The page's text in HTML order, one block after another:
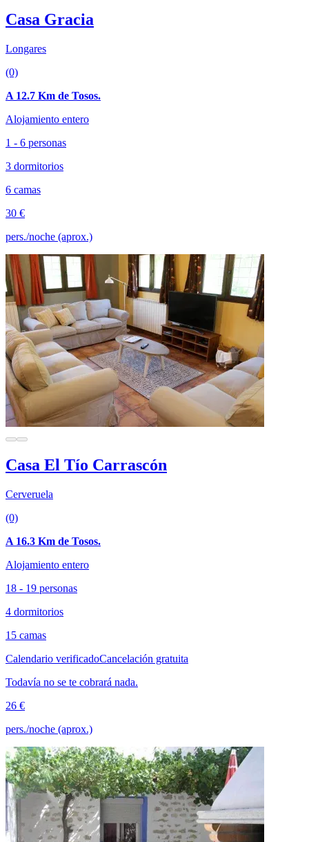
Casa Gracia
Longares
(0)
A 12.7 Km de Tosos.
Alojamiento entero
1 - 6 personas
3 dormitorios
6 camas
30 €
pers./noche (aprox.)
Casa El Tío Carrascón
Cerveruela
(0)
A 16.3 Km de Tosos.
Alojamiento entero
18 - 19 personas
4 dormitorios
15 camas
Calendario verificadoCancelación gratuita
Todavía no se te cobrará nada.
26 €
pers./noche (aprox.)